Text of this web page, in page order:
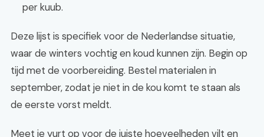
per kuub.
Deze lijst is specifiek voor de Nederlandse situatie,
waar de winters vochtig en koud kunnen zijn. Begin op
tijd met de voorbereiding. Bestel materialen in
september, zodat je niet in de kou komt te staan als
de eerste vorst meldt.
Meet je yurt op voor de juiste hoeveelheden vilt en